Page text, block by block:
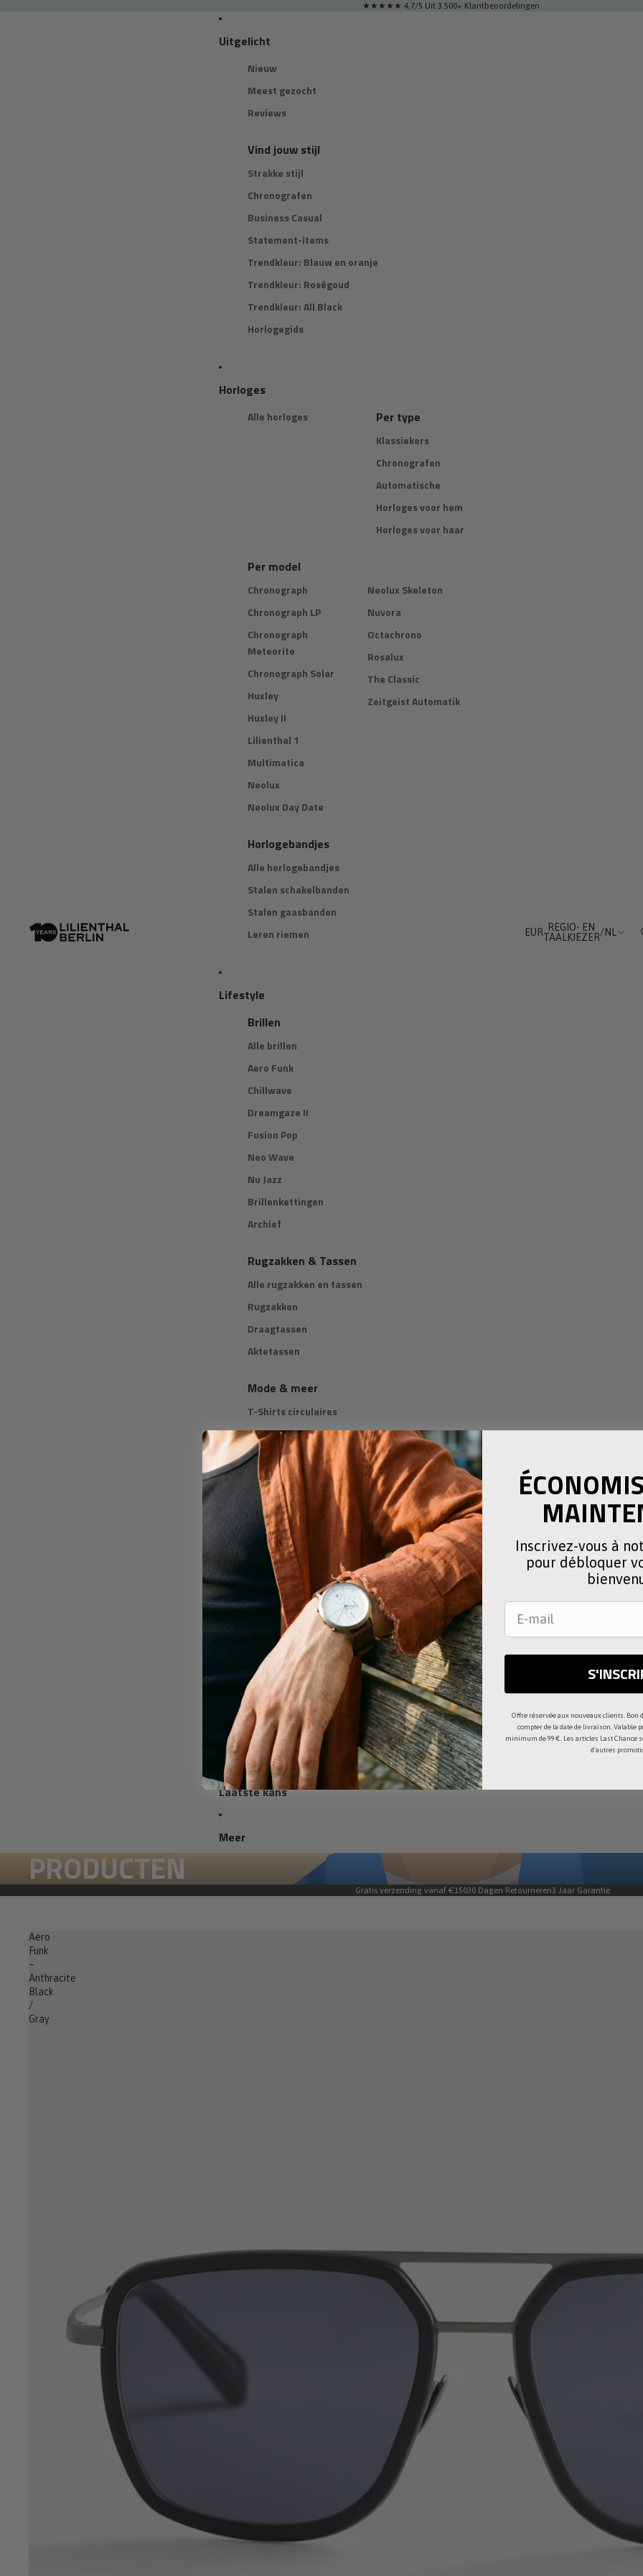
★★★★★ 4,7/5 Uit 3.500+ Klantbeoordelingen
Uitgelicht
Nieuw
Meest gezocht
Reviews
Vind jouw stijl
Strakke stijl
Chronografen
Business Casual
Statement-items
Trendkleur: Blauw en oranje
Trendkleur: Roségoud
Trendkleur: All Black
Horlogegids
Horloges
Alle horloges Per type
Klassiekers
Chronografen
Automatische
Horloges voor hem
Horloges voor haar
Per model
Chronograph
Chronograph LP
Chronograph
Meteorite
Chronograph Solar
Huxley
Huxley II
Lilienthal 1
Multimatica
Neolux
Neolux Day Date
Neolux Skeleton
Nuvora
Octachrono
Rosalux
The Classic
Zeitgeist Automatik
Horlogebandjes
Alle horlogebandjes
Stalen schakelbanden
Stalen gaasbanden
Leren riemen
Lifestyle
Brillen
Alle brillen
Aero Funk
Chillwave
Dreamgaze II
Fusion Pop
Neo Wave
Nu Jazz
Brillenkettingen
Archief
Rugzakken & Tassen
Alle rugzakken en tassen
Rugzakken
Draagtassen
Aktetassen
Mode & meer
T-Shirts circulaires
Geïsoleerde waterfles
Cadeaugids
Op geslacht
Cadeaus voor hem
Cadeaus voor haar
Cadeaus voor Iedereen
Op prijs
Cadeaus tot 200€
Cadeaus tot 500€
Premium cadeaus
Cadeaubon
Laatste kans
Meer
EUR
REGIO- EN
TAALKIEZER/NL
PRODUCTEN Gratis verzending vanaf €15030 Dagen Retourneren3 Jaar Garantie
Aero
Funk
–
Anthracite
Black
/
Gray
Inscrivez-vous à
pour débloquer
Offre réservée aux nouveaux clients. Bon
compter de la date de livraison. Valable
minimum de 99 €. Les articles Last Chance
d'autres